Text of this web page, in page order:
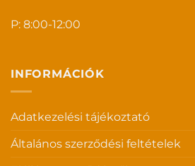
P: 8:00-12:00
INFORMÁCIÓK
Adatkezelési tájékoztató
Általános szerződési feltételek